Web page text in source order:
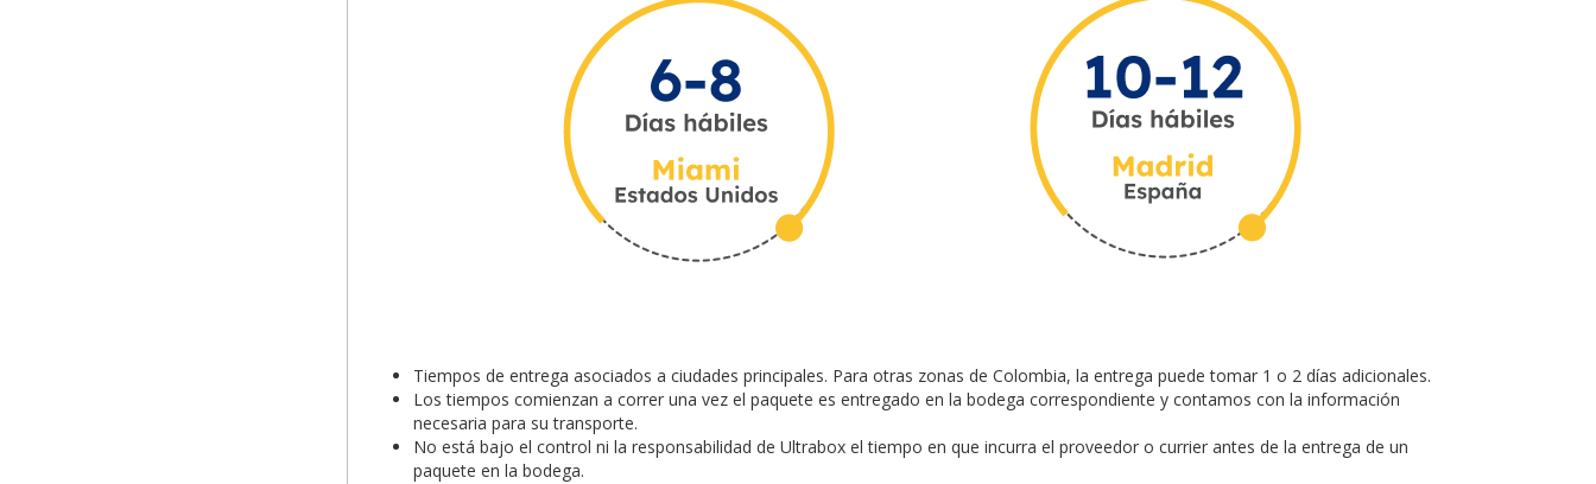
Tiempos de entrega asociados a ciudades principales. Para otras zonas de Colombia, la entrega puede tomar 1 o 2 días adicionales.
Los tiempos comienzan a correr una vez el paquete es entregado en la bodega correspondiente y contamos con la información
necesaria para su transporte.
No está bajo el control ni la responsabilidad de Ultrabox el tiempo en que incurra el proveedor o currier antes de la entrega de un
paquete en la bodega.